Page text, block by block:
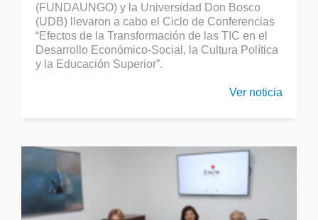
(FUNDAUNGO) y la Universidad Don Bosco
(UDB) llevaron a cabo el Ciclo de Conferencias
“Efectos de la Transformación de las TIC en el
Desarrollo Económico-Social, la Cultura Política
y la Educación Superior”.
Ver noticia